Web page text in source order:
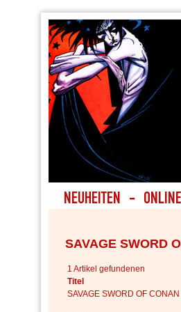
SAVAGE SWORD
1 Artikel gefundenen
Titel
SAVAGE SWORD OF CONAN